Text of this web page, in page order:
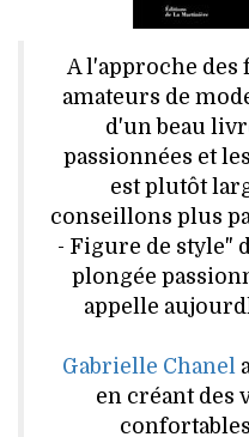
JEUNES
HISTOIRE
A l'approche des
amateurs de
d'un beau
passionnées et
est plutôt
conseillons plus
- Figure de style"
plongée
appelle
Gabrielle Chanel
en créant des